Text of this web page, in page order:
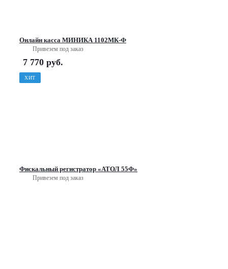
Онлайн касса МИНИКА 1102МК-Ф
Привезем под заказ
7 770 руб.
ХИТ
Фискальный регистратор «АТОЛ 55Ф»
Привезем под заказ